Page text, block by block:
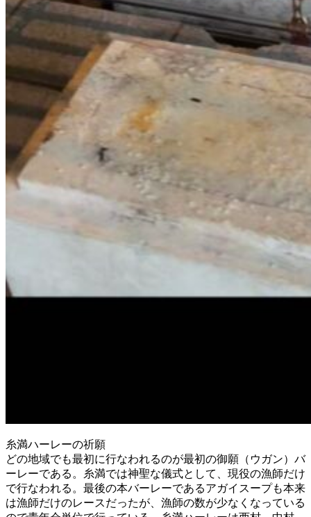
糸満ハーレーの祈願
どの地域でも最初に行なわれるのが最初の御願（ウガン）バ
ーレーである。糸満では神聖な儀式として、現役の漁師だけ
で行なわれる。最後の本バーレーであるアガイスープも本来
は漁師だけのレースだったが、漁師の数が少なくなっている